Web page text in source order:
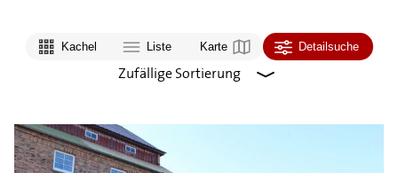
Kachel Liste Karte Detailsuche